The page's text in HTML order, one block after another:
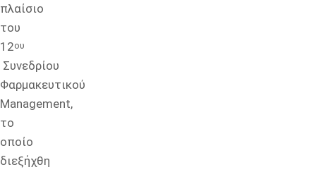
πλαίσιο
του
12ου
Συνεδρίου
Φαρμακευτικού
Management,
το
οποίο
διεξήχθη